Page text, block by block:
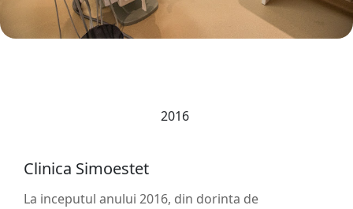
Clinica Simoestet
La inceputul anului 2016, din dorinta de
2016